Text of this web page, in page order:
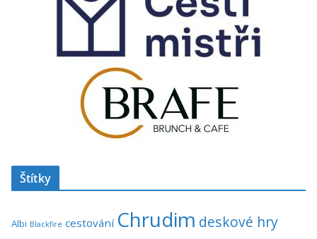
Štítky
Albi Blackfire cestování Chrudim deskové hry